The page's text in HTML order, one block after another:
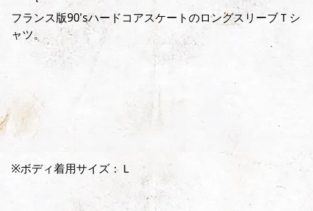
フランス版90'sハードコアスケートのロングスリーブＴシ
ャツ。
※ボディ着用サイズ：Ｌ